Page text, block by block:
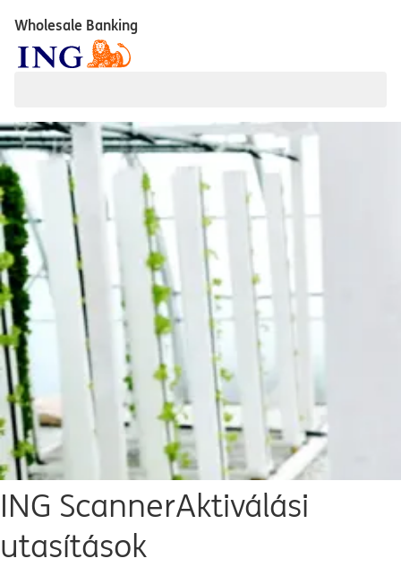
Wholesale Banking
ING ScannerAktiválási
utasítások